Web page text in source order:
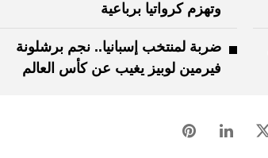
وتهزم كرواتيا برباعية
ضربة لمنتخب إسبانيا.. نجم برشلونة
فيرمين ​لوبيز يغيب عن كأس العالم